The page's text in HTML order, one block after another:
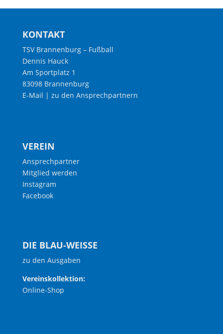
KONTAKT
TSV Brannenburg – Fußball
Dennis Hauck
Am Sportplatz 1
83098 Brannenburg
E-Mail | zu den Ansprechpartnern
VEREIN
Ansprechpartner
Mitglied werden
Instagram
Facebook
DIE BLAU-WEISSE
zu den Ausgaben
Vereinskollektion:
Online-Shop